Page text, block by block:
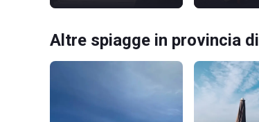
Altre spiagge in provincia di